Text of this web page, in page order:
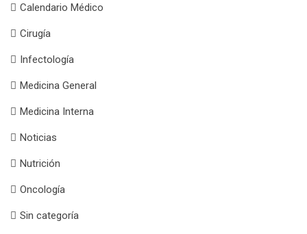
Calendario Médico
Cirugía
Infectología
Medicina General
Medicina Interna
Noticias
Nutrición
Oncología
Sin categoría